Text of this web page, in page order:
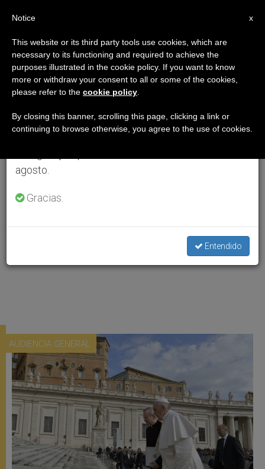
AUDIENCIA GENERAL
×
Aviso importante
Del 27 de julio al 7 de agosto haremos la pausa
anual, aprovechando que en el periodo de verano
se generan menos informaciones y también el
agosto.
Gracias.
Entendido
x
Notice
This website or its third party tools use cookies, which are
necessary to its functioning and required to achieve the
purposes illustrated in the cookie policy. If you want to know
more or withdraw your consent to all or some of the cookies,
please refer to the cookie policy
By closing this banner, scrolling this page, clicking a link or
continuing to browse otherwise, you agree to the use of cookies.